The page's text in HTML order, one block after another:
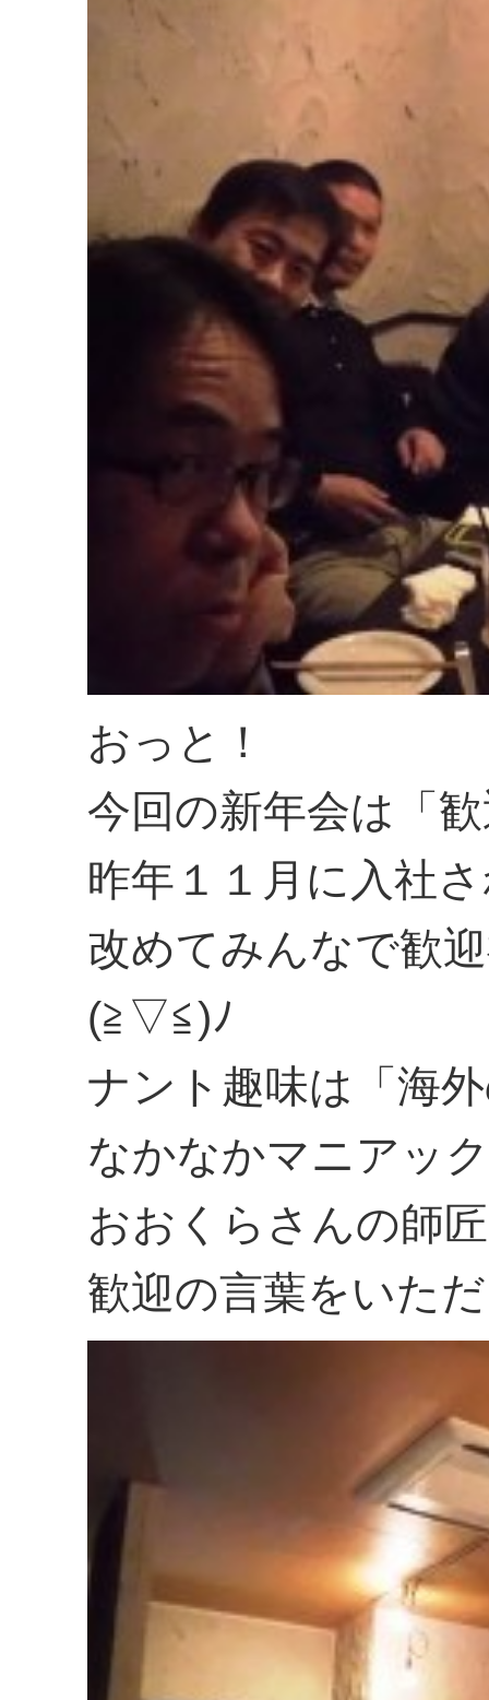
おっと！
今回の新年会は「
昨年１１月に入社
改めてみんなで歓
(≧▽≦)ﾉ
ナント趣味は「海
なかなかマニアッ
おおくらさんの師
歓迎の言葉をいた